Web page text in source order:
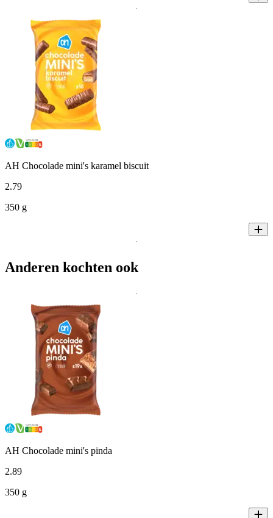
AH Chocolade mini's karamel biscuit
2.79
350 g
Anderen kochten ook
AH Chocolade mini's pinda
2.89
350 g